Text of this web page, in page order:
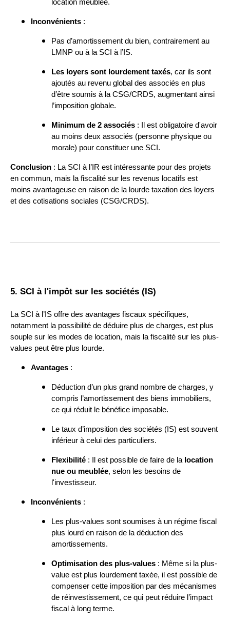
location meublée.
Inconvénients :
Pas d’amortissement du bien, contrairement au
LMNP ou à la SCI à l’IS.
Les loyers sont lourdement taxés, car ils sont
ajoutés au revenu global des associés en plus
d’être soumis à la CSG/CRDS, augmentant ainsi
l’imposition globale.
Minimum de 2 associés : Il est obligatoire d'avoir
au moins deux associés (personne physique ou
morale) pour constituer une SCI.
Conclusion : La SCI à l’IR est intéressante pour des projets
en commun, mais la fiscalité sur les revenus locatifs est
moins avantageuse en raison de la lourde taxation des loyers
et des cotisations sociales (CSG/CRDS).
5. SCI à l'impôt sur les sociétés (IS)
La SCI à l’IS offre des avantages fiscaux spécifiques,
notamment la possibilité de déduire plus de charges, est plus
souple sur les modes de location, mais la fiscalité sur les plus-
values peut être plus lourde.
Avantages :
Déduction d’un plus grand nombre de charges, y
compris l’amortissement des biens immobiliers,
ce qui réduit le bénéfice imposable.
Le taux d’imposition des sociétés (IS) est souvent
inférieur à celui des particuliers.
Flexibilité : Il est possible de faire de la location
nue ou meublée, selon les besoins de
l'investisseur.
Inconvénients :
Les plus-values sont soumises à un régime fiscal
plus lourd en raison de la déduction des
amortissements.
Optimisation des plus-values : Même si la plus-
value est plus lourdement taxée, il est possible de
compenser cette imposition par des mécanismes
de réinvestissement, ce qui peut réduire l’impact
fiscal à long terme.